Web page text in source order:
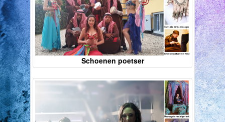
Schoenen poetser